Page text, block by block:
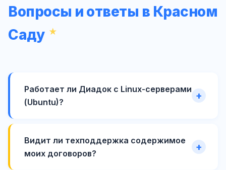
Вопросы и ответы в Красном
Саду
Работает ли Диадок с Linux-серверами
(Ubuntu)?
Видит ли техподдержка содержимое
моих договоров?